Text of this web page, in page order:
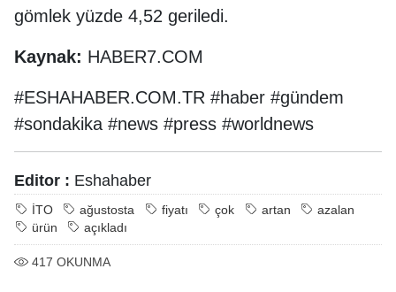
gömlek​​​​ yüzde 4,52 geriledi.
Kaynak: HABER7.COM
#ESHAHABER.COM.TR #haber #gündem
#sondakika #news #press #worldnews
Editor : Eshahaber
İTO ağustosta fiyatı çok artan
azalan
ürün
açıkladı
417 OKUNMA